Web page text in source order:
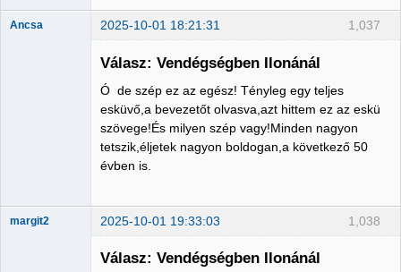
1,037
Ancsa 2025-10-01 18:21:31
Válasz: Vendégségben Ilonánál
Ó de szép ez az egész! Tényleg egy teljes
esküvő,a bevezetőt olvasva,azt hittem ez az eskü
szövege!És milyen szép vagy!Minden nagyon
tetszik,éljetek nagyon boldogan,a következő 50
évben is.
1,038
margit2 2025-10-01 19:33:03
Válasz: Vendégségben Ilonánál